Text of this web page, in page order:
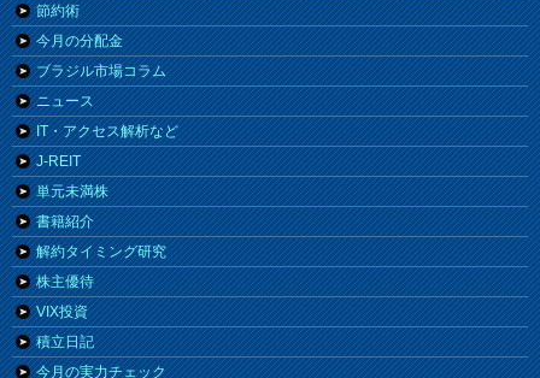
節約術
今月の分配金
ブラジル市場コラム
ニュース
IT・アクセス解析など
J-REIT
単元未満株
書籍紹介
解約タイミング研究
株主優待
VIX投資
積立日記
今月の実力チェック